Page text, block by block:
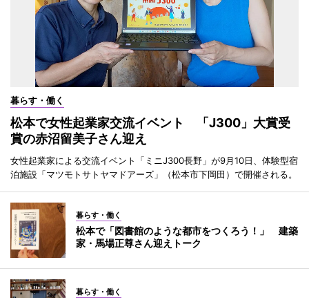
暮らす・働く
松本で女性起業家交流イベント 「J300」大賞受
賞の赤沼留美子さん迎え
女性起業家による交流イベント「ミニJ300長野」が9月10日、体験型宿
泊施設「マツモトサトヤマドアーズ」（松本市下岡田）で開催される。
暮らす・働く
松本で「図書館のような都市をつくろう！」 建築
家・馬場正尊さん迎えトーク
暮らす・働く